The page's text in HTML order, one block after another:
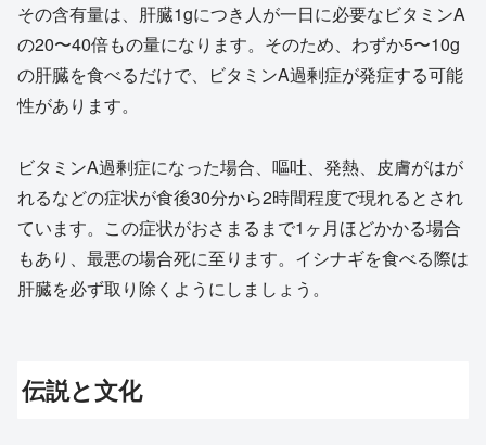
その含有量は、肝臓1gにつき人が一日に必要なビタミンA
の20〜40倍もの量になります。そのため、わずか5〜10g
の肝臓を食べるだけで、ビタミンA過剰症が発症する可能
性があります。
ビタミンA過剰症になった場合、嘔吐、発熱、皮膚がはが
れるなどの症状が食後30分から2時間程度で現れるとされ
ています。この症状がおさまるまで1ヶ月ほどかかる場合
もあり、最悪の場合死に至ります。イシナギを食べる際は
肝臓を必ず取り除くようにしましょう。
伝説と文化